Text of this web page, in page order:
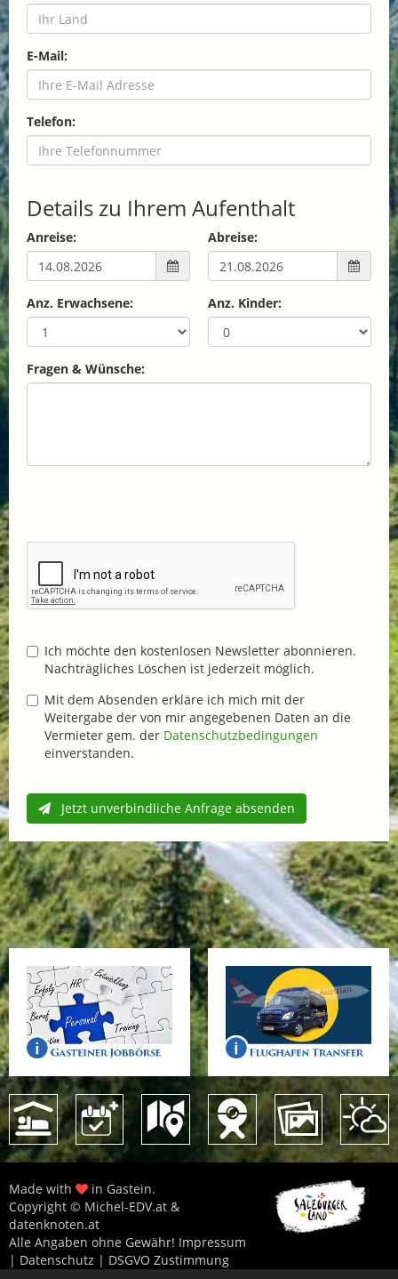
E-Mail:
Telefon:
Details zu Ihrem Aufenthalt
Anreise: Abreise:
Anz. Erwachsene: Anz. Kinder:
Fragen & Wünsche:
Ich möchte den kostenlosen Newsletter abonnieren.
Nachträgliches Löschen ist jederzeit möglich.
Mit dem Absenden erkläre ich mich mit der
Weitergabe der von mir angegebenen Daten an die
Vermieter gem. der Datenschutzbedingungen
einverstanden.
Jetzt unverbindliche Anfrage absenden
Made with
in Gastein.
Copyright © Michel-EDV.at &
datenknoten.at
Alle Angaben ohne Gewähr! Impressum
| Datenschutz | DSGVO Zustimmung